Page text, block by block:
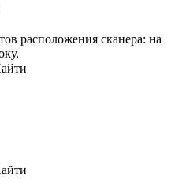
расположения сканера: на